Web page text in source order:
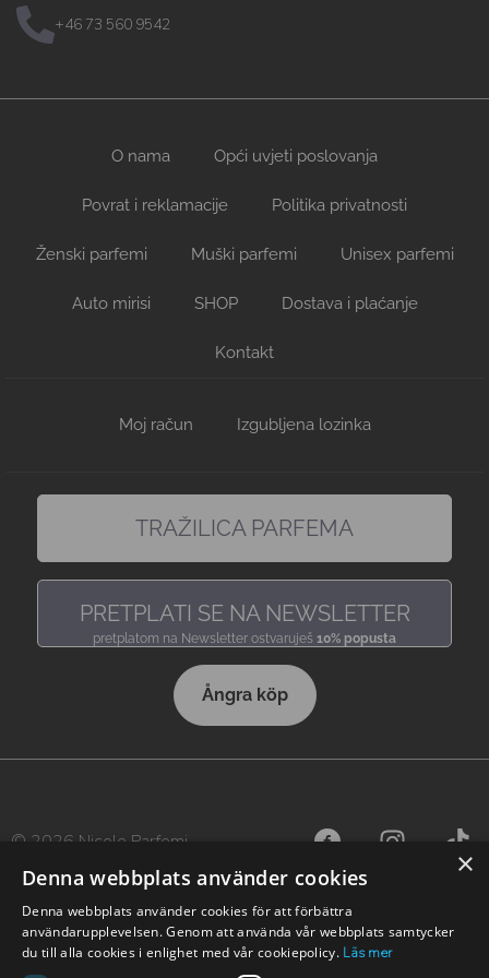
+46 73 560 9542
O nama Opći uvjeti poslovanja
Povrat i reklamacije Politika privatnosti
Ženski parfemi Muški parfemi Unisex parfemi
Auto mirisi SHOP Dostava i plaćanje
Kontakt
Moj račun Izgubljena lozinka
TRAŽILICA PARFEMA
PRETPLATI SE NA NEWSLETTER
pretplatom na Newsletter ostvaruješ 10% popusta
Ångra köp
© 2026 Nicole Parfemi
×
Denna webbplats använder cookies
Denna webbplats använder cookies för att förbättra
användarupplevelsen. Genom att använda vår webbplats samtycker
du till alla cookies i enlighet med vår cookiepolicy. Läs mer